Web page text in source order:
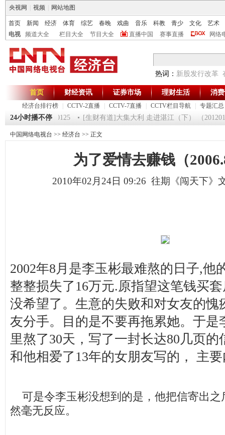
央视网 视频 网站地图
首页 新闻 经济 体育 综艺 春晚 戏曲 音乐 科教 青少 文化
艺术
电视
频道大全 栏目大全 节目大全 直播中国 赛事直播 网络
热词： 新股发行改革
首页
经济台排行榜 CCTV-2直播 CCTV-7直播 CCTV栏目导航 专题汇总
财经资讯 证券市场 理财生活 消
24小时播不停
时间》 20120125 [生财有道]大集大利 走进湛江（下） （20120124
中国网络电视台 >> 经济台 >> 正文
为了爱情去赚钱（
2010年02月24日 09:26 往期《闯天下》
2002年8月是李玉彬最难熬的日子,他
整整损失了16万元.原指望这笔钱买
没希望了。生意的失败和对女友的愧
友分手。目的是不要再拖累她。于是
里熬了30天，写了一封长达80几页的
和他相爱了13年的女朋友写的， 主
可是令李玉彬没想到的是，他把信寄出之
然毫无反应。